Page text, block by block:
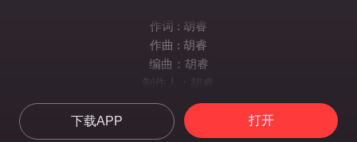
作词 : 胡睿
作曲 : 胡睿
编曲：胡睿
制作人：胡睿
雨过之后 月亮也学会摇头
说太阳不理我很久
下载APP 打开